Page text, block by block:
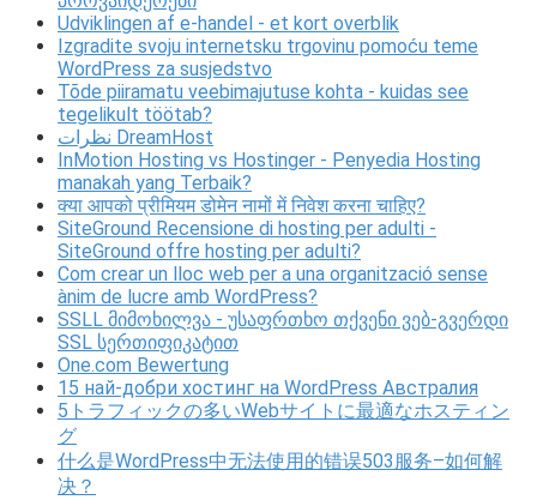
Udviklingen af ​​e-handel - et kort overblik
Izgradite svoju internetsku trgovinu pomoću teme
WordPress za susjedstvo
Tõde piiramatu veebimajutuse kohta - kuidas see
tegelikult töötab?
نظرات DreamHost
InMotion Hosting vs Hostinger - Penyedia Hosting
manakah yang Terbaik?
क्या आपको प्रीमियम डोमेन नामों में निवेश करना चाहिए?
SiteGround Recensione di hosting per adulti -
SiteGround offre hosting per adulti?
Com crear un lloc web per a una organització sense
ànim de lucre amb WordPress?
SSLL მიმოხილვა - უსაფრთხო თქვენი ვებ-გვერდი
SSL სერთიფიკატით
One.com Bewertung
15 най-добри хостинг на WordPress Австралия
5トラフィックの多いWebサイトに最適なホスティン
グ
什么是WordPress中无法使用的错误503服务–如何解
决？